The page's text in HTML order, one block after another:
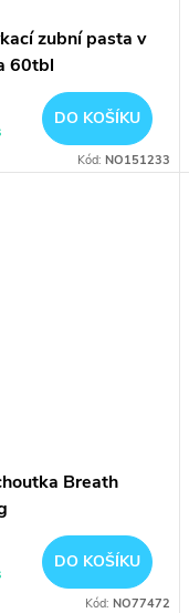
zubní pasta v
60tbl
DO KOŠÍKU
Kód: NO151233
Breath
DO KOŠÍKU
Kód: NO77472